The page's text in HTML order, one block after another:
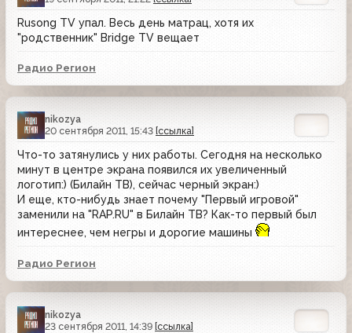
Rusong TV упал. Весь день матрац, хотя их
"родственник" Bridge TV вещает
Радио Регион
nikozya
20 сентября 2011, 15:43 [ссылка]
Что-то затянулись у них работы. Сегодня на несколько
минут в центре экрана появился их увеличенный
логотип:) (Билайн ТВ), сейчас черный экран:)
И еще, кто-нибудь знает почему "Первый игровой"
заменили на "RAP.RU" в Билайн ТВ? Как-то первый был
интереснее, чем негры и дорогие машины
Радио Регион
nikozya
23 сентября 2011, 14:39 [ссылка]